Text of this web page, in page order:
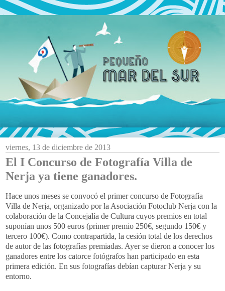
viernes, 13 de diciembre de 2013
El I Concurso de Fotografía Villa de
Nerja ya tiene ganadores.
Hace unos meses se convocó el primer concurso de Fotografía
Villa de Nerja, organizado por la Asociación Fotoclub Nerja con la
colaboración de la Concejalía de Cultura cuyos premios en total
suponían unos 500 euros (primer premio 250€, segundo 150€ y
tercero 100€). Como contrapartida, la cesión total de los derechos
de autor de las fotografías premiadas. Ayer se dieron a conocer los
ganadores entre los catorce fotógrafos han participado en esta
primera edición. En sus fotografías debían capturar Nerja y su
entorno.